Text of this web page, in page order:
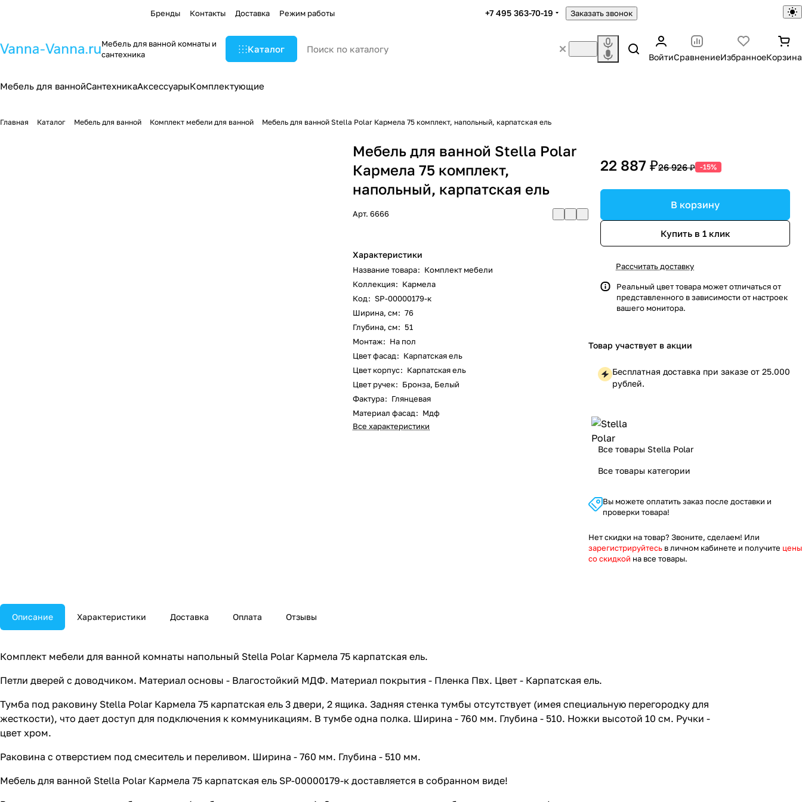
Бренды Контакты Доставка Режим работы +7 495 363-70-19 Заказать звонок
Мебель для ванной комнаты и
сантехника
Каталог
ВойтиСравнениеИзбранноеКорзина
Мебель для ваннойСантехникаАксессуарыКомплектующие
Главная Каталог Мебель для ванной Комплект мебели для ванной Мебель для ванной Stella Polar Кармела 75 комплект, напольный, карпатская ель
Мебель для ванной Stella Polar
Кармела 75 комплект,
напольный, карпатская ель
Арт.6666
Характеристики
Название товара: Комплект мебели
Коллекция: Кармела
Код: SP-00000179-к
Ширина, см: 76
Глубина, см: 51
Монтаж: На пол
Цвет фасад: Карпатская ель
Цвет корпус: Карпатская ель
Цвет ручек: Бронза, Белый
Фактура: Глянцевая
Материал фасад: Мдф
Все характеристики
22 887 ₽26 926 ₽ -15%
В корзину
Купить в 1 клик
Рассчитать доставку
Реальный цвет товара может отличаться от
представленного в зависимости от настроек
вашего монитора.
Товар участвует в акции
Бесплатная доставка при заказе от 25.000
рублей.
Все товары Stella Polar
Все товары категории
Вы можете оплатить заказ после доставки и
проверки товара!
Нет скидки на товар? Звоните, сделаем! Или
зарегистрируйтесь в личном кабинете и получите цены
со скидкой на все товары.
Описание Характеристики Доставка Оплата Отзывы
Комплект мебели для ванной комнаты напольный Stella Polar Кармела 75 карпатская ель.
Петли дверей с доводчиком. Материал основы - Влагостойкий МДФ. Материал покрытия - Пленка Пвх. Цвет - Карпатская ель.
Тумба под раковину Stella Polar Кармела 75 карпатская ель 3 двери, 2 ящика. Задняя стенка тумбы отсутствует (имея специальную перегородку для
жесткости), что дает доступ для подключения к коммуникациям. В тумбе одна полка. Ширина - 760 мм. Глубина - 510. Ножки высотой 10 см. Ручки -
цвет хром.
Раковина с отверстием под смеситель и переливом. Ширина - 760 мм. Глубина - 510 мм.
Мебель для ванной Stella Polar Кармела 75 карпатская ель SP-00000179-к доставляется в собранном виде!